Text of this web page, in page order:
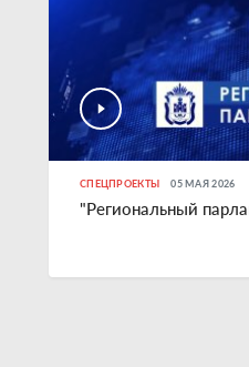
СПЕЦПРОЕКТЫ 05 МАЯ 2026
"Региональный